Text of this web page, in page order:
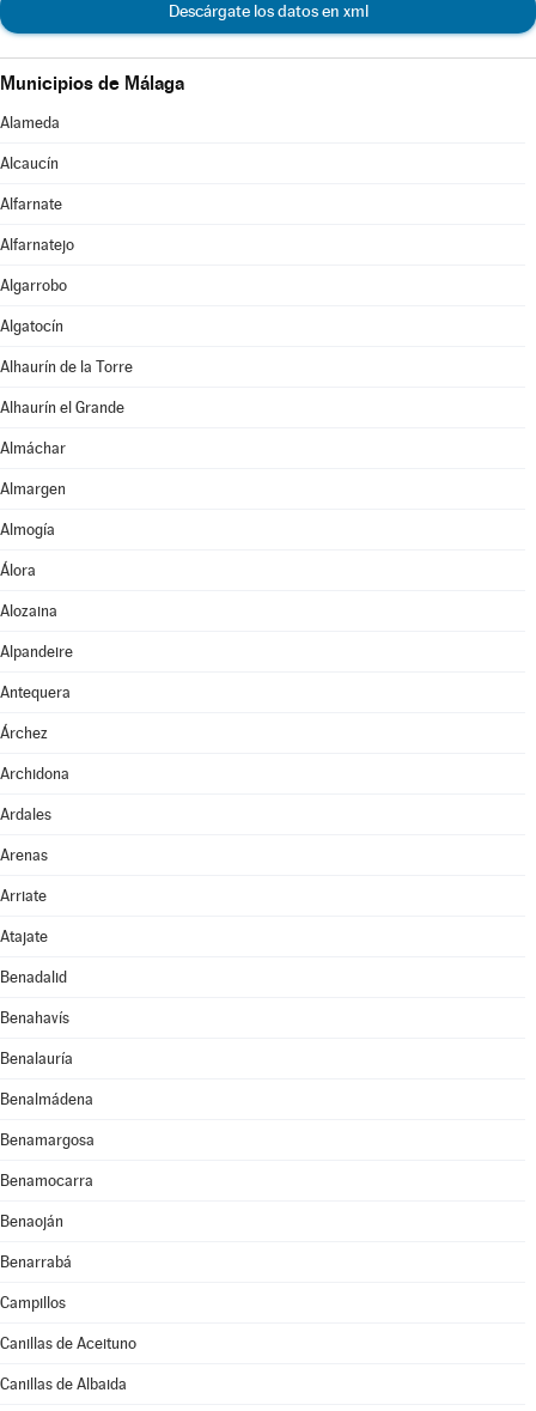
Descárgate los datos en xml
Municipios de Málaga
Alameda
Alcaucín
Alfarnate
Alfarnatejo
Algarrobo
Algatocín
Alhaurín de la Torre
Alhaurín el Grande
Almáchar
Almargen
Almogía
Álora
Alozaina
Alpandeire
Antequera
Árchez
Archidona
Ardales
Arenas
Arriate
Atajate
Benadalid
Benahavís
Benalauría
Benalmádena
Benamargosa
Benamocarra
Benaoján
Benarrabá
Campillos
Canillas de Aceituno
Canillas de Albaida